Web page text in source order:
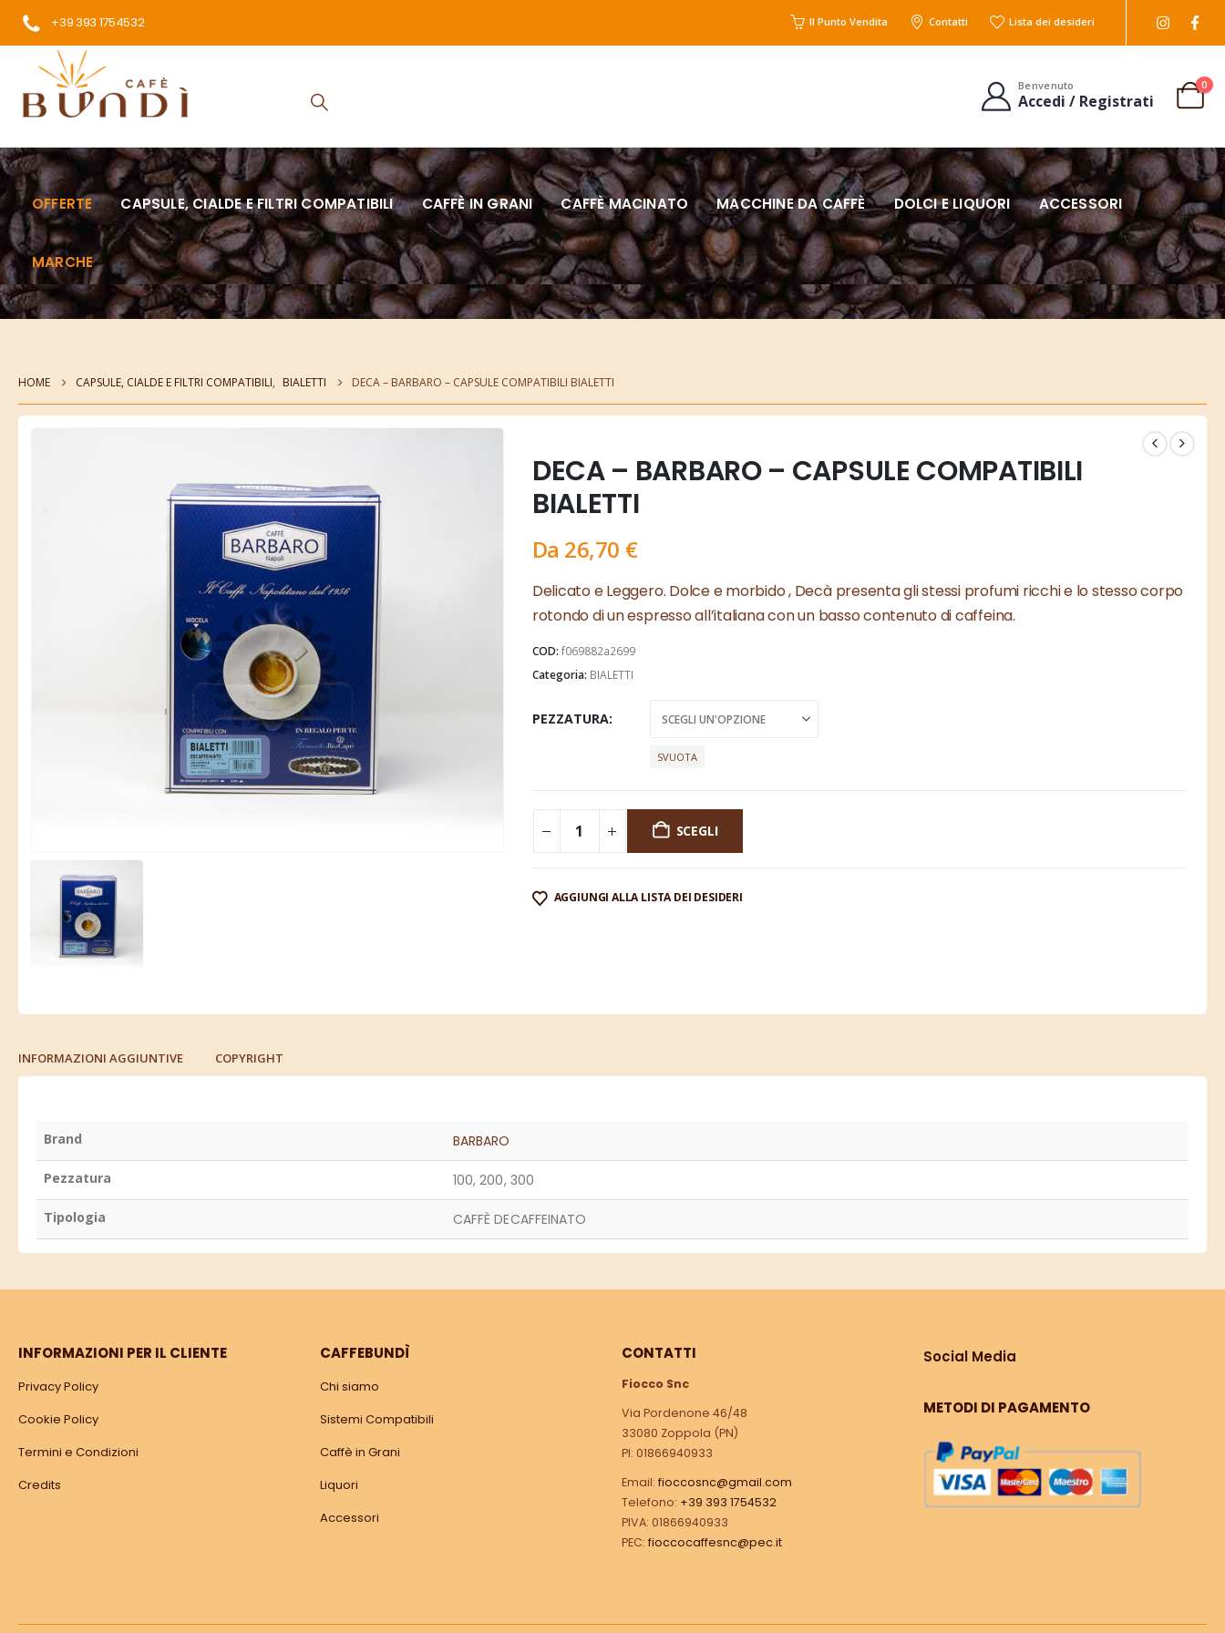
+39 393 1754532 Il Punto Vendita Contatti Lista dei desideri
Benvenuto
Accedi / Registrati
0
OFFERTE CAPSULE, CIALDE E FILTRI COMPATIBILI CAFFÈ IN GRANI CAFFÈ MACINATO MACCHINE DA CAFFÈ DOLCI E LIQUORI ACCESSORI
MARCHE
HOME CAPSULE, CIALDE E FILTRI COMPATIBILI, BIALETTI DECA – BARBARO – CAPSULE COMPATIBILI BIALETTI
DECA – BARBARO – CAPSULE COMPATIBILI
BIALETTI
Da 26,70 €
Delicato e Leggero. Dolce e morbido , Decà presenta gli stessi profumi ricchi e lo stesso corpo
rotondo di un espresso all’italiana con un basso contenuto di caffeina.
COD: f069882a2699
Categoria: BIALETTI
PEZZATURA
SVUOTA
SCEGLI
AGGIUNGI ALLA LISTA DEI DESIDERI
INFORMAZIONI AGGIUNTIVE COPYRIGHT
Brand BARBARO
Pezzatura 100, 200, 300
Tipologia CAFFÈ DECAFFEINATO
INFORMAZIONI PER IL CLIENTE
Privacy Policy
Cookie Policy
Termini e Condizioni
Credits
CAFFEBUNDÌ
Chi siamo
Sistemi Compatibili
Caffè in Grani
Liquori
Accessori
CONTATTI
Fiocco Snc
Via Pordenone 46/48
33080 Zoppola (PN)
PI: 01866940933
Email: fioccosnc@gmail.com
Telefono: +39 393 1754532
PIVA: 01866940933
PEC: fioccocaffesnc@pec.it
Social Media
METODI DI PAGAMENTO